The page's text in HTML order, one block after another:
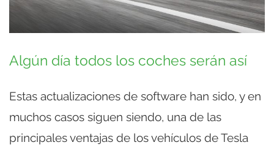
Algún día todos los coches serán así
Estas actualizaciones de software han sido, y en
muchos casos siguen siendo, una de las
principales ventajas de los vehículos de Tesla